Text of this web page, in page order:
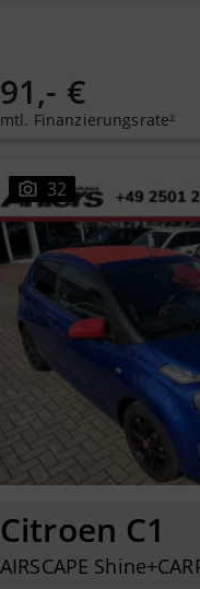
91,- €
mtl. Finanzierungsrate²
32
Citroen C1